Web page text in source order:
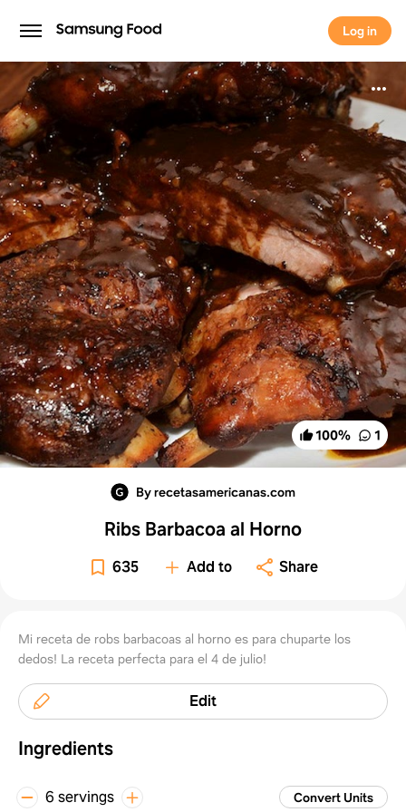
Log in
Log in
100% 1
By recetasamericanas.com
Ribs Barbacoa al Horno
635 Add to Share
Mi receta de robs barbacoas al horno es para chuparte los
dedos! La receta perfecta para el 4 de julio!
Edit
Ingredients
6 servings Convert Units